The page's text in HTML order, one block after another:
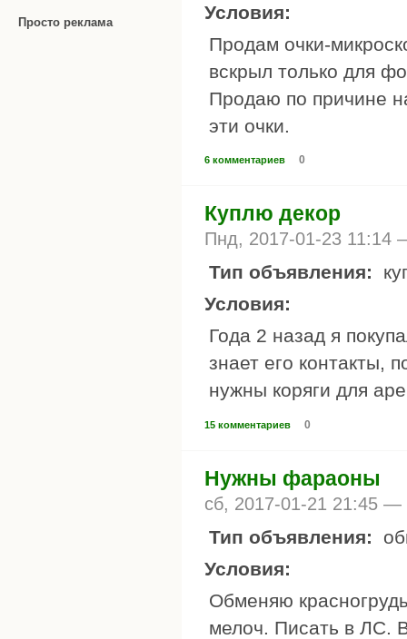
Просто реклама
Условия:
Продам очки-
вскрыл только для
Продаю по причине
эти очки.
6 комментариев 0
Куплю декор
Пнд, 2017-01-23
Тип объявления:
Условия:
Года 2 назад я
знает его контакты,
нужны коряги для
15 комментариев 0
Нужны фараоны
сб, 2017-01-21 21:45 —
Тип объявления:
Условия:
Обменяю
мелоч. Писать в ЛС.